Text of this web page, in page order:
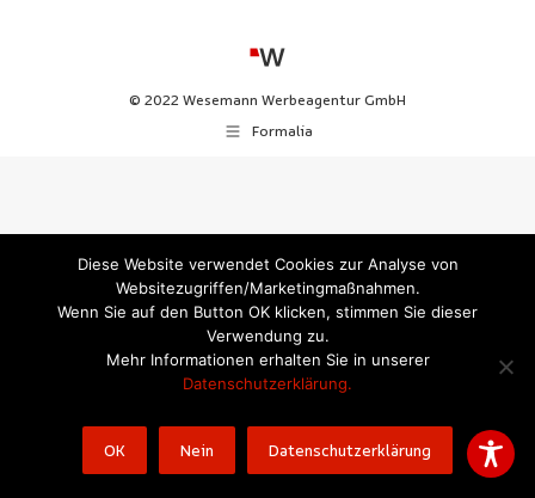
© 2022 Wesemann Werbeagentur GmbH
Formalia
Diese Website verwendet Cookies zur Analyse von
Websitezugriffen/Marketingmaßnahmen.
Wenn Sie auf den Button OK klicken, stimmen Sie dieser
Verwendung zu.
Mehr Informationen erhalten Sie in unserer
Datenschutzerklärung.
OK Nein Datenschutzerklärung